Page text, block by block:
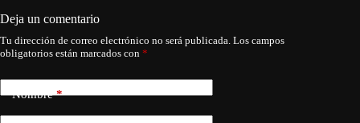
Deja un comentario
Tu dirección de correo electrónico no será publicada. Los campos
obligatorios están marcados con *
Nombre*